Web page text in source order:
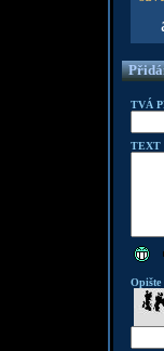
TVÁ
TEXT
Opište